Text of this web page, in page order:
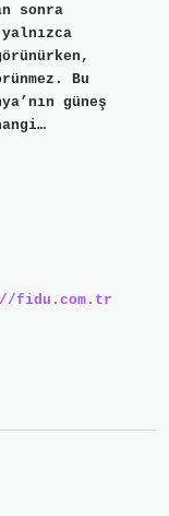
sonra
Bu
güneş
fidu.com.tr